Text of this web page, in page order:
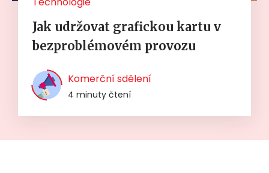
Jak udržovat grafickou kartu v
bezproblémovém provozu
Komerční sdělení
4 minuty čtení